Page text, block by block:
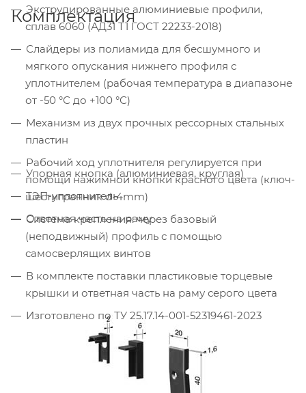
Экструдированные алюминиевые профили,
сплав 6060 (АД31 Т1 ГОСТ 22233-2018)
Слайдеры из полиамида для бесшумного и
мягкого опускания нижнего профиля с
уплотнителем (рабочая температура в диапазоне
от -50 °С до +100 °С)
Механизм из двух прочных рессорных стальных
пластин
Рабочий ход уплотнителя регулируется при
помощи нажимной кнопки красного цвета (ключ-
шестигранник d-4mm)
Система крепления: через базовый
(неподвижный) профиль с помощью
самосверлящих винтов
В комплекте поставки пластиковые торцевые
крышки и ответная часть на раму серого цвета
Изготовлено по ТУ 25.17.14-001-52319461-2023
Комплектация
Упорная кнопка (алюминиевая, круглая)
ТЭП-уплотнитель
Ответная часть на раму